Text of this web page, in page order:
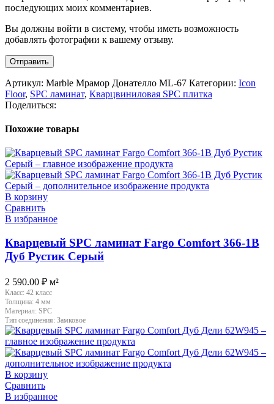
последующих моих комментариев.
Вы должны войти в систему, чтобы иметь возможность
добавлять фотографии к вашему отзыву.
Артикул: Marble Мрамор Донателло ML-67 Категории: Icon
Floor, SPC ламинат, Кварцвиниловая SPC плитка
Поделиться:
Похожие товары
В корзину
Сравнить
В избранное
Кварцевый SPC ламинат Fargo Comfort 366-1B
Дуб Рустик Серый
2 590.00 ₽ м²
Класс: 42 класс
Толщина: 4 мм
Материал: SPC
Тип соединения: Замковое
В корзину
Сравнить
В избранное